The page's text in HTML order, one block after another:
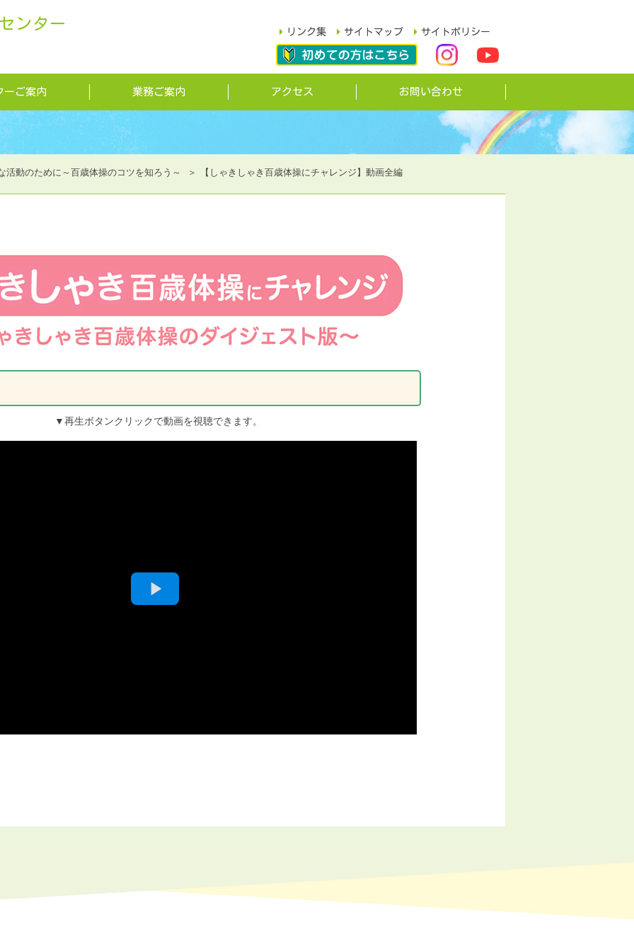
ンター リンク集 サイトマップ サイトポリシー
ーご案内 業務ご案内 アクセス お問い合わせ
動のために～百歳体操のコツを知ろう～ 【しゃきしゃき百歳体操にチャレンジ】動画全編
▼再生ボタンクリックで動画を視聴できます。